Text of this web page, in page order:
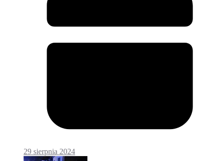
29 sierpnia 2024